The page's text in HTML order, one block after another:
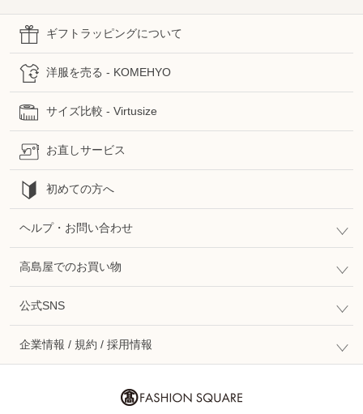
ギフトラッピングについて
洋服を売る - KOMEHYO
サイズ比較 - Virtusize
お直しサービス
初めての方へ
ヘルプ・お問い合わせ
高島屋でのお買い物
公式SNS
企業情報 / 規約 / 採用情報